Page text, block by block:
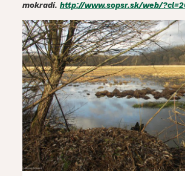
mokradí. http://www.sopsr.sk/web/